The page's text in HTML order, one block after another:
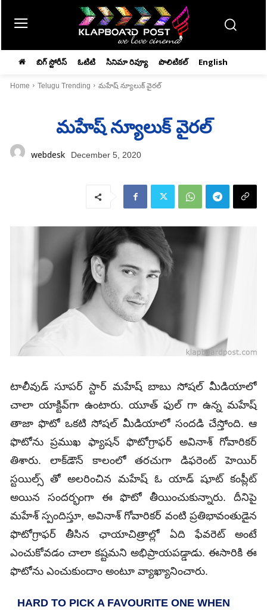
బిగ్ స్టోరీస్ ఓటిటి సినిమా రివ్యూ పొలిటికల్ English
Home Telugu Trending మహేష్‌ న్యూలుక్‌ వైరల్‌
మహేష్‌ న్యూలుక్‌ వైరల్‌
webdesk December 5, 2020
టాలీవుడ్ సూపర్ స్టార్ మహేష్‌ బాబు సోషల్‌ మీడియాలో
చాలా యాక్టివ్‌గా ఉంటారు. యూత్ ఫుల్ గా ఉన్న మహేష్‌
తాజా ఫొటో ఒకటి సోషల్‌ మీడియాలో సందడి చేస్తోంది. ఆ
ఫొటోను ప్రముఖ ఫ్యాషన్ ఫొటోగ్రాఫర్ అవినాశ్ గోవారికర్
తిశారు. లాక్‌డౌన్ కాలంలో తరచుగా డిఫరెంట్ హెయిర్
స్టయిల్స్ తో అలరించిన మహేష్‌ ఓ యాడ్ షూట్ కంప్లీట్
అయిన సందర్భంగా ఈ ఫొటో తీయించుకున్నారు. దీనిపై
మహేశ్ స్పందిస్తూ, అవినాశ్ గోవారికర్ వంటి ప్రతిభావంతుడైన
ఫొటోగ్రాఫర్ తీసిన ఛాయాచిత్రాల్లో ఏది ఫేవరెట్ అంటే
ఎంచుకోవడం చాలా కష్టమని అభిప్రాయపడ్డాడు. ఈసారికి ఈ
ఫొటోను ఎంచుకుందాం అంటూ వ్యాఖ్యానించారు.
HARD TO PICK A FAVOURITE ONE WHEN